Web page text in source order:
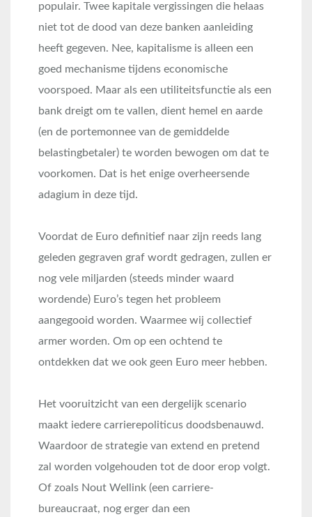
populair. Twee kapitale vergissingen die helaas
niet tot de dood van deze banken aanleiding
heeft gegeven. Nee, kapitalisme is alleen een
goed mechanisme tijdens economische
voorspoed. Maar als een utiliteitsfunctie als een
bank dreigt om te vallen, dient hemel en aarde
(en de portemonnee van de gemiddelde
belastingbetaler) te worden bewogen om dat te
voorkomen. Dat is het enige overheersende
adagium in deze tijd.
Voordat de Euro definitief naar zijn reeds lang
geleden gegraven graf wordt gedragen, zullen er
nog vele miljarden (steeds minder waard
wordende) Euro’s tegen het probleem
aangegooid worden. Waarmee wij collectief
armer worden. Om op een ochtend te
ontdekken dat we ook geen Euro meer hebben.
Het vooruitzicht van een dergelijk scenario
maakt iedere carrierepoliticus doodsbenauwd.
Waardoor de strategie van extend en pretend
zal worden volgehouden tot de door erop volgt.
Of zoals Nout Wellink (een carriere-
bureaucraat, nog erger dan een